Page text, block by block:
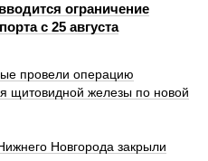
ограничение
с 25 августа
провели операцию
щитовидной железы по новой
Новгорода закрыли